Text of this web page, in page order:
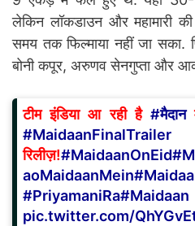
लेकिन लॉकडाउन और महामारी
समय तक फिल्माया नहीं जा सका.
बोनी कपूर, अरुणव सेनगुप्ता और
टीम इंडिया आ रही है #मैदान
#MaidaanFinalTrailer
रिलीज़!#MaidaanOnEid
aoMaidaanMein
#PriyamaniRa#Maidaan
pic.twitter.com/